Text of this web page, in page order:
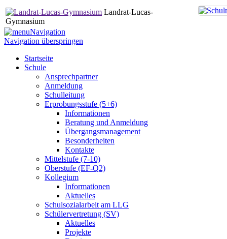
Landrat-Lucas-
Gymnasium
Navigation
Navigation überspringen
Startseite
Schule
Ansprechpartner
Anmeldung
Schulleitung
Erprobungsstufe (5+6)
Informationen
Beratung und Anmeldung
Übergangsmanagement
Besonderheiten
Kontakte
Mittelstufe (7-10)
Oberstufe (EF-Q2)
Kollegium
Informationen
Aktuelles
Schulsozialarbeit am LLG
Schülervertretung (SV)
Aktuelles
Projekte